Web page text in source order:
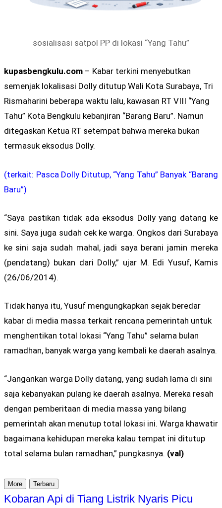
sosialisasi satpol PP di lokasi “Yang Tahu”
kupasbengkulu.com – Kabar terkini menyebutkan
semenjak lokalisasi Dolly ditutup Wali Kota Surabaya, Tri
Rismaharini beberapa waktu lalu, kawasan RT VIII “Yang
Tahu” Kota Bengkulu kebanjiran “Barang Baru”. Namun
ditegaskan Ketua RT setempat bahwa mereka bukan
termasuk eksodus Dolly.
(terkait: Pasca Dolly Ditutup, “Yang Tahu” Banyak “Barang
Baru”)
“Saya pastikan tidak ada eksodus Dolly yang datang ke
sini. Saya juga sudah cek ke warga. Ongkos dari Surabaya
ke sini saja sudah mahal, jadi saya berani jamin mereka
(pendatang) bukan dari Dolly,” ujar M. Edi Yusuf, Kamis
(26/06/2014).
Tidak hanya itu, Yusuf mengungkapkan sejak beredar
kabar di media massa terkait rencana pemerintah untuk
menghentikan total lokasi “Yang Tahu” selama bulan
ramadhan, banyak warga yang kembali ke daerah asalnya.
“Jangankan warga Dolly datang, yang sudah lama di sini
saja kebanyakan pulang ke daerah asalnya. Mereka resah
dengan pemberitaan di media massa yang bilang
pemerintah akan menutup total lokasi ini. Warga khawatir
bagaimana kehidupan mereka kalau tempat ini ditutup
total selama bulan ramadhan,” pungkasnya. (val)
More Terbaru
Kobaran Api di Tiang Listrik Nyaris Picu